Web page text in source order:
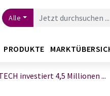
Alle
PRODUKTE
investiert 4,5 Millionen ...